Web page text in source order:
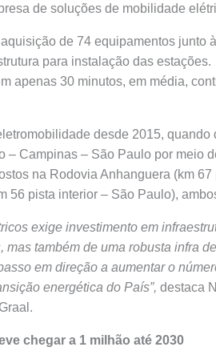
de soluções de mobilidade
de 74 equipamentos junto
para instalação das
apenas 30 minutos, em média,
desde 2015, quando
– Campinas – São Paulo por meio
na Rodovia Anhanguera (km
56 pista interior – São Paulo),
exige investimento em
também de uma robusta infra
em direção a aumentar o
energética do País”, destaca
chegar a 1 milhão até 2030